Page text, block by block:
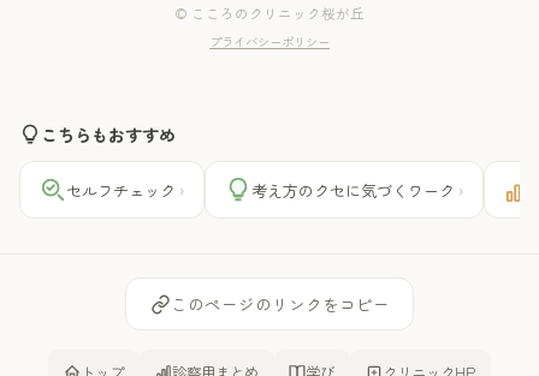
© こころのクリニック桜が丘
プライバシーポリシー
こちらもおすすめ
セルフチェック › 考え方のクセに気づくワーク ›
このページのリンクをコピー